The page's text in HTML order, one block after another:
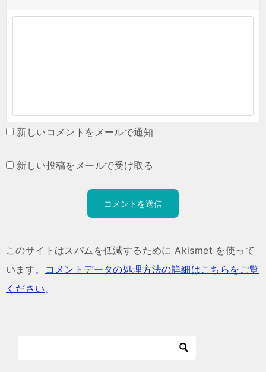
新しいコメントをメールで通知
新しい投稿をメールで受け取る
このサイトはスパムを低減するために Akismet を使って
います。
コメントデータの処理方法の詳細はこちらをご覧
ください。